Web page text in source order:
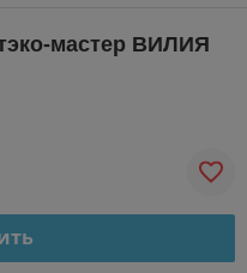
мастер ВИЛИЯ